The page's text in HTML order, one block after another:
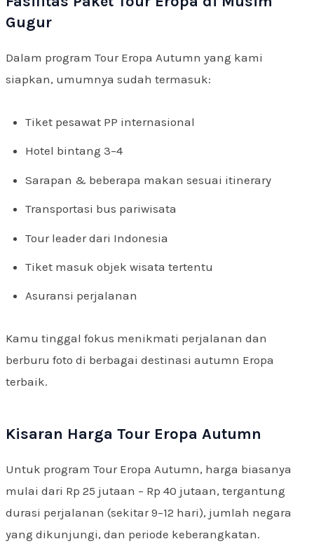
Gugur
Dalam program Tour Eropa Autumn yang kami
siapkan, umumnya sudah termasuk:
Tiket pesawat PP internasional
Hotel bintang 3–4
Sarapan & beberapa makan sesuai itinerary
Transportasi bus pariwisata
Tour leader dari Indonesia
Tiket masuk objek wisata tertentu
Asuransi perjalanan
Kamu tinggal fokus menikmati perjalanan dan
berburu foto di berbagai destinasi autumn Eropa
terbaik.
Kisaran Harga Tour Eropa Autumn
Untuk program Tour Eropa Autumn, harga biasanya
mulai dari Rp 25 jutaan – Rp 40 jutaan, tergantung
durasi perjalanan (sekitar 9–12 hari), jumlah negara
yang dikunjungi, dan periode keberangkatan.